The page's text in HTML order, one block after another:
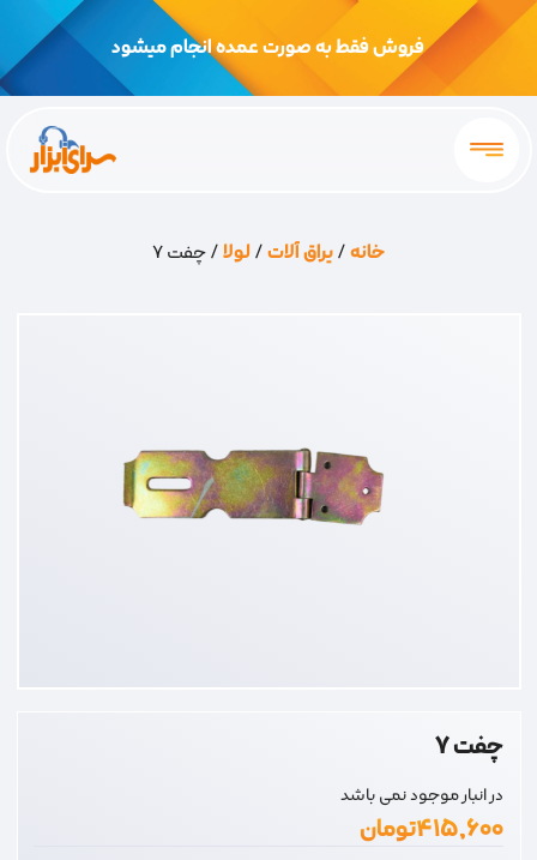
فروش فقط به صورت عمده انجام میشود
خانه/یراق آلات/لولا/ چفت 7
چفت 7
در انبار موجود نمی باشد
۴۱۵,۶۰۰تومان